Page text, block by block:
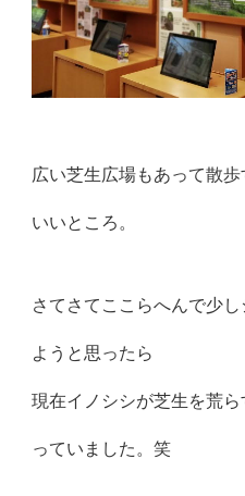
広い芝生広場もあって散
いいところ。
さてさてここらへんで少
ようと思ったら
現在イノシシが芝生を荒
っていました。笑